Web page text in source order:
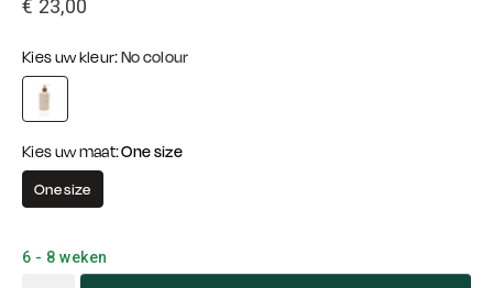
€ 23,00
Kies uw kleur:No colour
Kies uw maat:One size
One size
6 - 8 weken